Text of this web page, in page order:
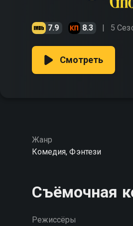
7.9 8.3 5
Смотреть
Жанр
Комедия, Фэнтези
Съёмочная
Режиссёры